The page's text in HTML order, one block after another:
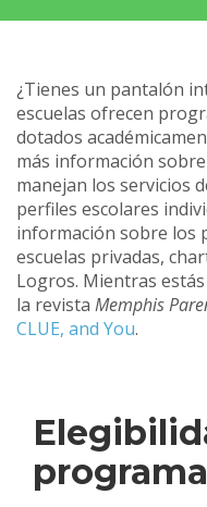
¿Tienes un pantalón
escuelas ofrecen
dotados
más información
manejan los servicios
perfiles escolares
información sobre los
escuelas privadas,
Logros. Mientras
la revista Memphis
CLUE, and You.